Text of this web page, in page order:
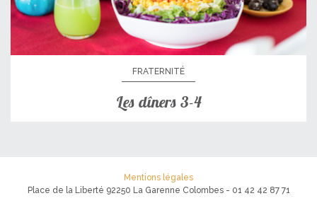
FRATERNITÉ
Les dîners 3-4
Mentions légales
Place de la Liberté 92250 La Garenne Colombes - 01 42 42 87 71